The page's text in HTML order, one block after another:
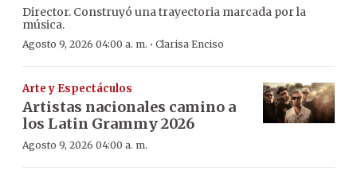
Director. Construyó una trayectoria marcada por la
música.
Agosto 9, 2026 04:00 a. m. · Clarisa Enciso
Arte y Espectáculos
Artistas nacionales camino a
los Latin Grammy 2026
Agosto 9, 2026 04:00 a. m.